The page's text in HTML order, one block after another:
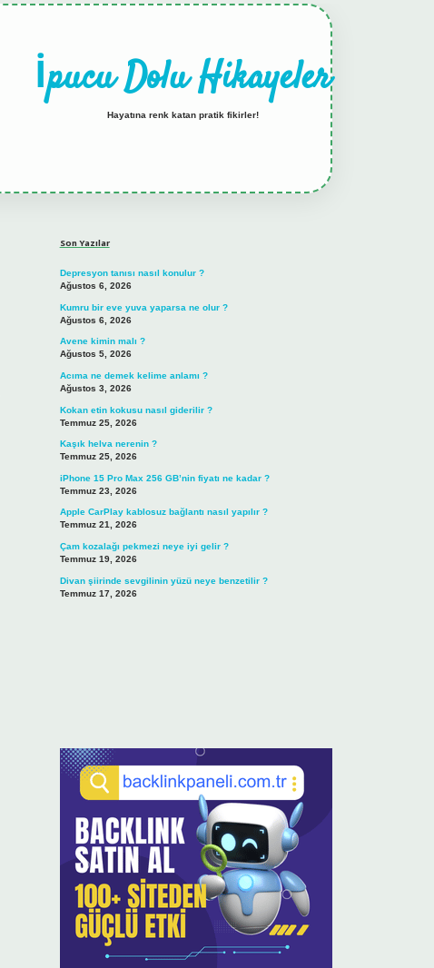
İpucu Dolu Hikayeler
Hayatına renk katan pratik fikirler!
Son Yazılar
Depresyon tanısı nasıl konulur ?
Ağustos 6, 2026
Kumru bir eve yuva yaparsa ne olur ?
Ağustos 6, 2026
Avene kimin malı ?
Ağustos 5, 2026
Acıma ne demek kelime anlamı ?
Ağustos 3, 2026
Kokan etin kokusu nasıl giderilir ?
Temmuz 25, 2026
Kaşık helva nerenin ?
Temmuz 25, 2026
iPhone 15 Pro Max 256 GB’nin fiyatı ne kadar ?
Temmuz 23, 2026
Apple CarPlay kablosuz bağlantı nasıl yapılır ?
Temmuz 21, 2026
Çam kozalağı pekmezi neye iyi gelir ?
Temmuz 19, 2026
Divan şiirinde sevgilinin yüzü neye benzetilir ?
Temmuz 17, 2026